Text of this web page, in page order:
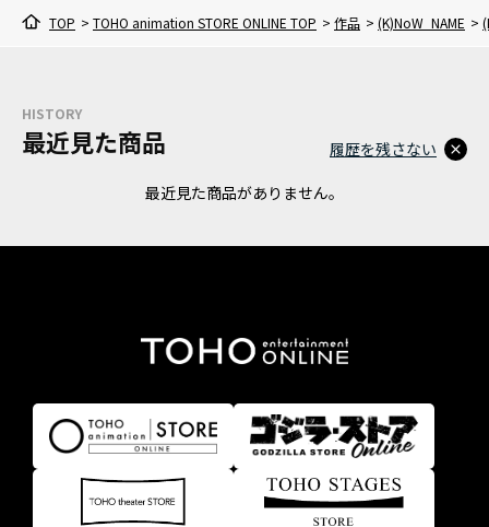
TOP > TOHO animation STORE ONLINE TOP > 作品 > (K)NoW_NAME >
HISTORY
最近見た商品
最近見た商品がありません。
履歴を残さない